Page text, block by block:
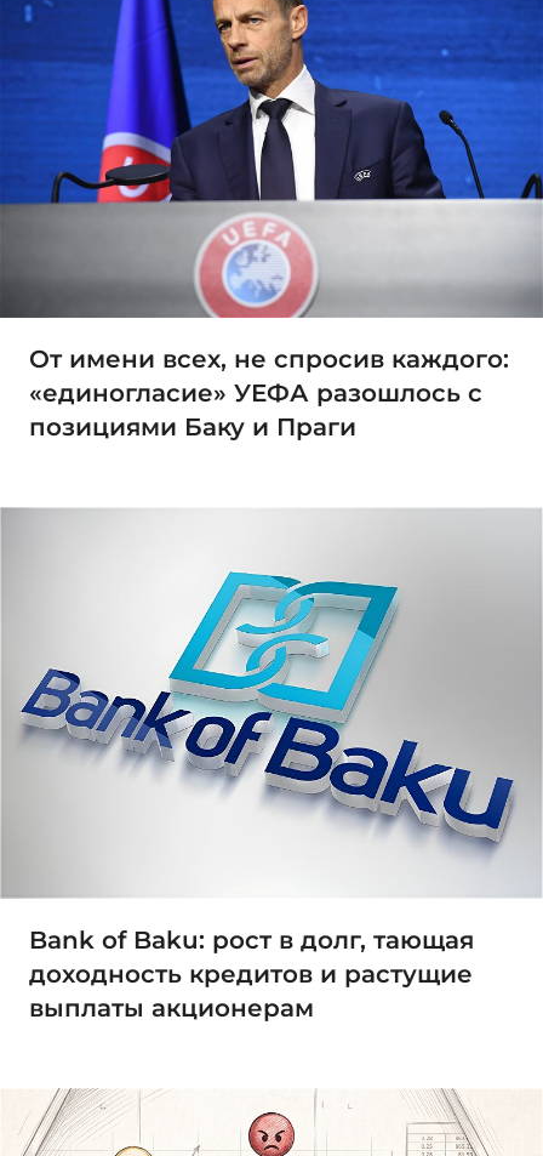
От имени всех, не спросив каждого:
«единогласие» УЕФА разошлось с
позициями Баку и Праги
Bank of Baku: рост в долг, тающая
доходность кредитов и растущие
выплаты акционерам